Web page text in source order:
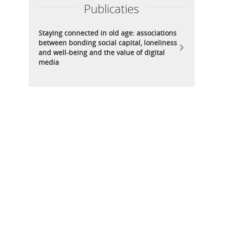
Publicaties
Staying connected in old age: associations
between bonding social capital, loneliness
and well-being and the value of digital
media